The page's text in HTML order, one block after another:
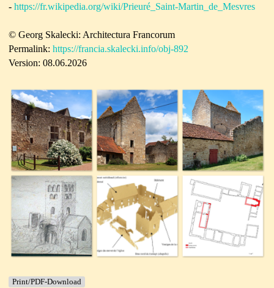
- https://fr.wikipedia.org/wiki/Prieuré_Saint-Martin_de_Mesvres
© Georg Skalecki: Architectura Francorum
Permalink: https://francia.skalecki.info/obj-892
Version: 08.06.2026
Print/PDF-Download